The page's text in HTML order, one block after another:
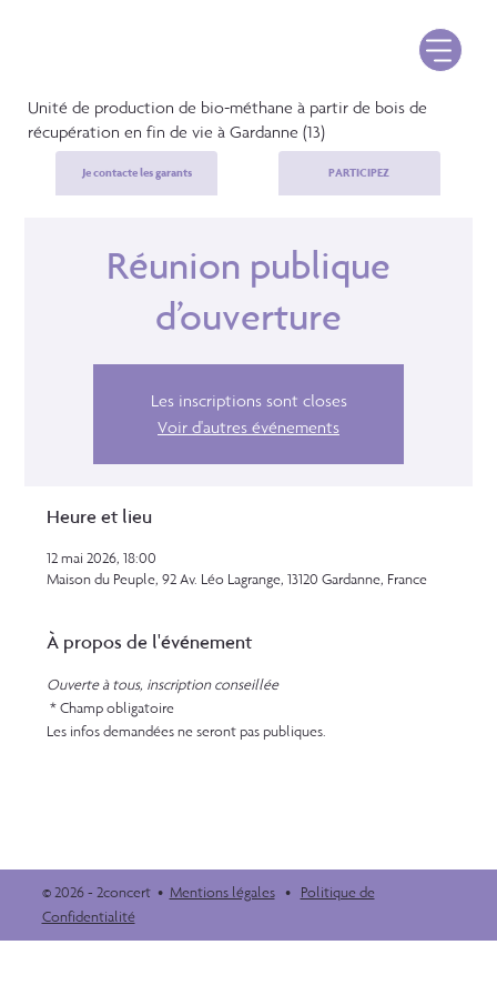
Unité de production de bio-méthane à partir de bois de
récupération en fin de vie à Gardanne (13)
Je contacte les garants PARTICIPEZ
Réunion publique
d’ouverture
Les inscriptions sont closes
Voir d'autres événements
Heure et lieu
12 mai 2026, 18:00
Maison du Peuple, 92 Av. Léo Lagrange, 13120 Gardanne, France
À propos de l'événement
Ouverte à tous, inscription conseillée
* Champ obligatoire
Les infos demandées ne seront pas publiques.
© 2026 - 2concert • Mentions légales• Politique de
Confidentialité